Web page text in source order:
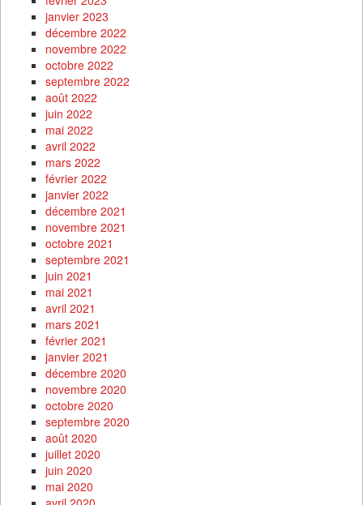
janvier 2023
décembre 2022
novembre 2022
octobre 2022
septembre 2022
août 2022
juin 2022
mai 2022
avril 2022
mars 2022
février 2022
janvier 2022
décembre 2021
novembre 2021
octobre 2021
septembre 2021
juin 2021
mai 2021
avril 2021
mars 2021
février 2021
janvier 2021
décembre 2020
novembre 2020
octobre 2020
septembre 2020
août 2020
juillet 2020
juin 2020
mai 2020